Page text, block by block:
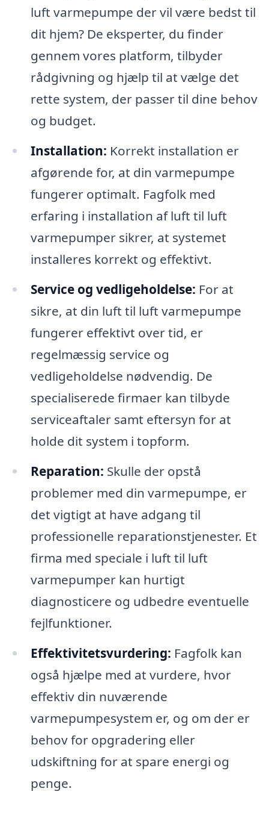
luft varmepumpe der vil være bedst til
dit hjem? De eksperter, du finder
gennem vores platform, tilbyder
rådgivning og hjælp til at vælge det
rette system, der passer til dine behov
og budget.
Installation: Korrekt installation er
afgørende for, at din varmepumpe
fungerer optimalt. Fagfolk med
erfaring i installation af luft til luft
varmepumper sikrer, at systemet
installeres korrekt og effektivt.
Service og vedligeholdelse: For at
sikre, at din luft til luft varmepumpe
fungerer effektivt over tid, er
regelmæssig service og
vedligeholdelse nødvendig. De
specialiserede firmaer kan tilbyde
serviceaftaler samt eftersyn for at
holde dit system i topform.
Reparation: Skulle der opstå
problemer med din varmepumpe, er
det vigtigt at have adgang til
professionelle reparationstjenester. Et
firma med speciale i luft til luft
varmepumper kan hurtigt
diagnosticere og udbedre eventuelle
fejlfunktioner.
Effektivitetsvurdering: Fagfolk kan
også hjælpe med at vurdere, hvor
effektiv din nuværende
varmepumpesystem er, og om der er
behov for opgradering eller
udskiftning for at spare energi og
penge.